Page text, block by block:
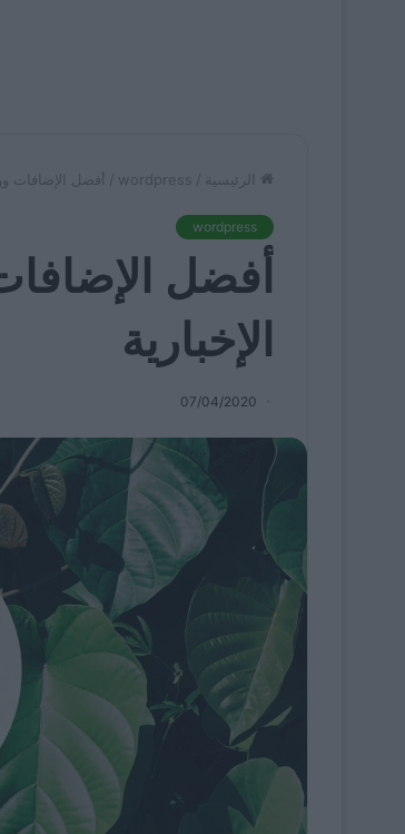
الرئيسية /
wordpress
/ أفضل الإضافات
wordpress
أفضل
الإخبارية
07/04/2020